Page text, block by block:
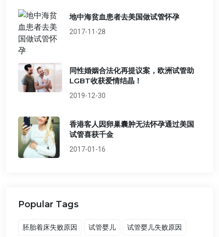
地中海贫血患者去美国做试管怀孕
2017-11-28
同性婚姻合法化再提议案，欧洲试管助
LGBT收获爱情结晶！
2019-12-30
香港客人因卵巢囊肿无法怀孕通过美国
试管喜获千金
2017-01-16
Popular Tags
胚胎着床失败原因 试管婴儿 试管婴儿失败原因